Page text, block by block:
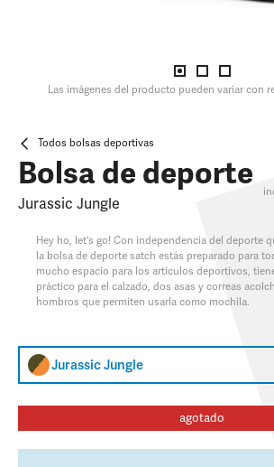
Las imágenes del producto pueden variar con
Todos bolsas deportivas
Bolsa de deporte
Jurassic Jungle
Hey ho, let's go! Con independencia del deporte
la bolsa de deporte satch estás preparado para
mucho espacio para los artículos deportivos,
práctico para el calzado, dos asas y correas
hombros que permiten usarla como mochila.
Jurassic Jungle
agotado